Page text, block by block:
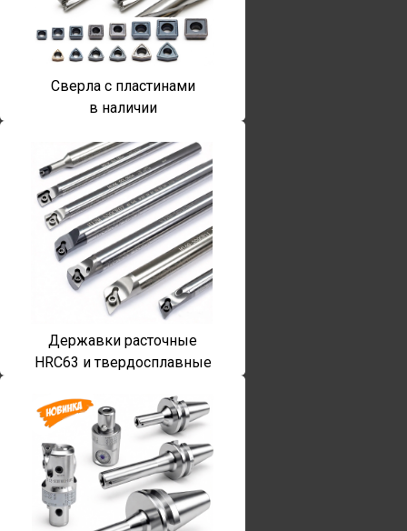
Сверла с пластинами
в наличии
Державки расточные
HRC63 и твердосплавные